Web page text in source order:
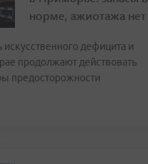
норме, ажиотажа нет
искусственного дефицита и
продолжают действовать
предосторожности